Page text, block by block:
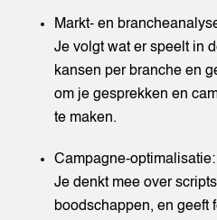
Markt- en
Je volgt wat er speelt in
kansen per branche en
om je gesprekken en
te maken.
Campagne-optimalisatie:
Je denkt mee over
boodschappen, en geeft